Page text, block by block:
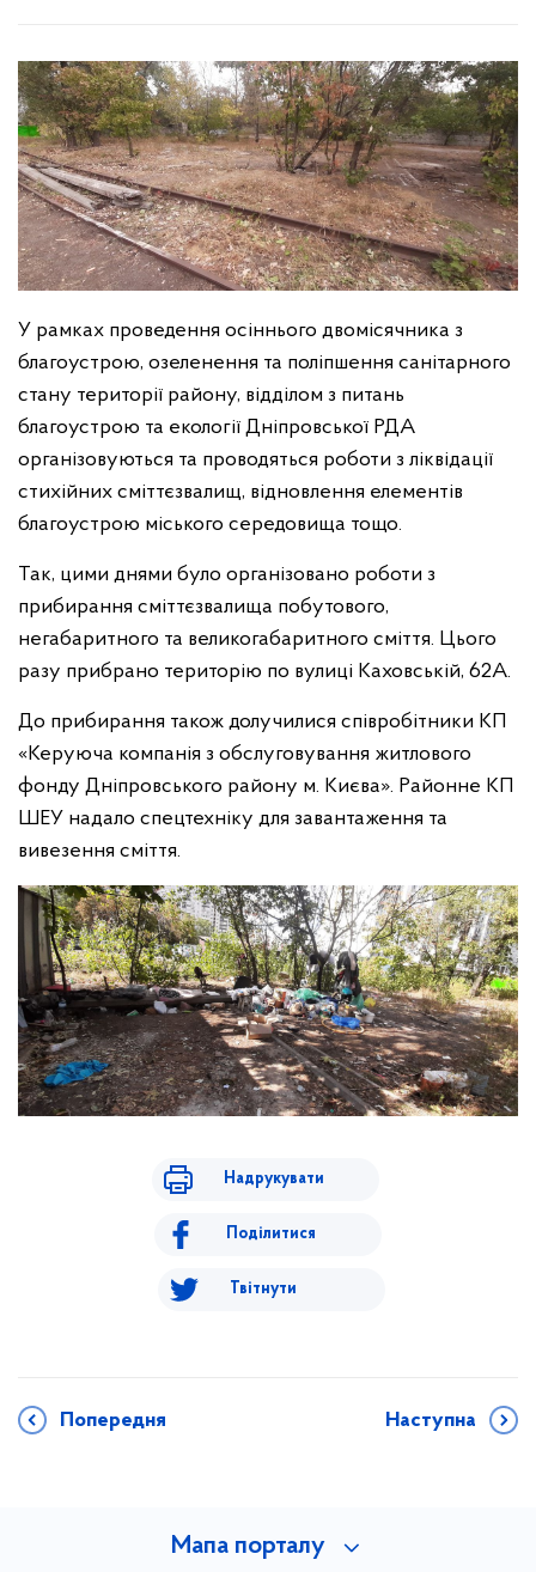
У рамках проведення осіннього двомісячника з
благоустрою, озеленення та поліпшення санітарного
стану території району, відділом з питань
благоустрою та екології Дніпровської РДА
організовуються та проводяться роботи з ліквідації
стихійних сміттєзвалищ, відновлення елементів
благоустрою міського середовища тощо.
Так, цими днями було організовано роботи з
прибирання сміттєзвалища побутового,
негабаритного та великогабаритного сміття. Цього
разу прибрано територію по вулиці Каховській, 62А.
До прибирання також долучилися співробітники КП
«Керуюча компанія з обслуговування житлового
фонду Дніпровського району м. Києва». Районне КП
ШЕУ надало спецтехніку для завантаження та
вивезення сміття.
Надрукувати
Поділитися
Твітнути
Попередня Наступна
Мапа порталу